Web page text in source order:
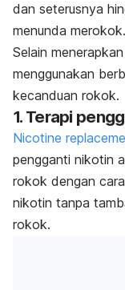
dan seterusnya
menunda merokok.
Selain
menggunakan
kecanduan rokok.
1. Terapi
Nicotine
pengganti nikotin
rokok dengan
nikotin tanpa
rokok.